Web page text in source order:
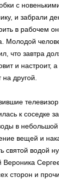
с
и забрали
в рабочем
Молодой
что завтра
и настроит,
другой.
к соседке
в небольшой
вещей и
святой водой
сторон и